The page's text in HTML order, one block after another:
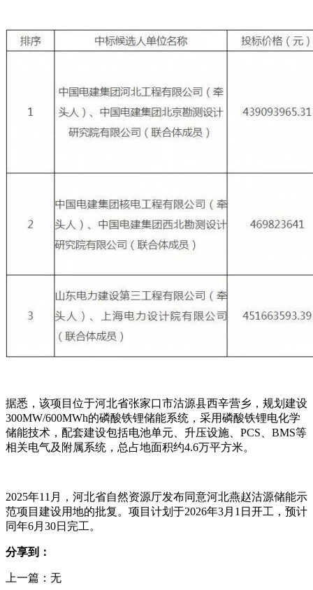
据悉，该项目位于河北省张家口市沽源县西辛营乡，规划建设
300MW/600MWh的磷酸铁锂储能系统，采用磷酸铁锂电化学
储能技术，配套建设包括电池单元、升压设施、PCS、BMS等
相关电气及附属系统，总占地面积约4.6万平方米。
2025年11月，河北省自然资源厅发布同意河北燕赵沽源储能示
范项目建设用地的批复。项目计划于2026年3月1日开工，预计
同年6月30日完工。
分享到：
上一篇：无